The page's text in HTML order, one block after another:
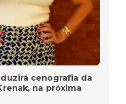
cenografia da
na próxima